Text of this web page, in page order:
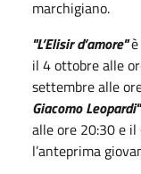
marchigiano.
"L’Elisir d’amore"
il 4 ottobre alle
settembre alle
Giacomo Leopardi"
alle ore 20:30 e
l’anteprima